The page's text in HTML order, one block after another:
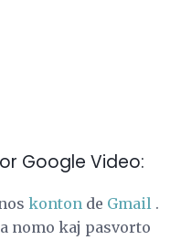
Google Video:
konton de Gmail .
nomo kaj pasvorto